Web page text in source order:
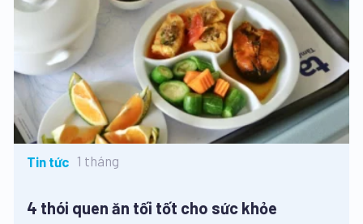
Tin tức 1 tháng
4 thói quen ăn tối tốt cho sức khỏe